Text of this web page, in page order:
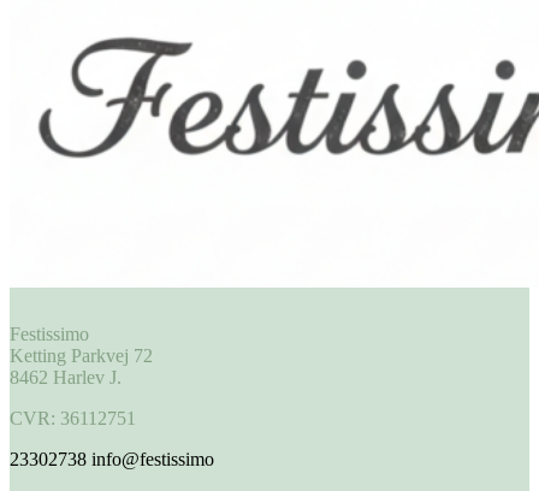
Festissimo
Ketting Parkvej 72
8462 Harlev J.
CVR: 36112751
23302738 info@festissimo